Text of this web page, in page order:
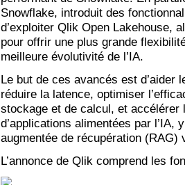
Snowflake, introduit des
d’exploiter Qlik Open Lakehouse,
pour offrir une plus grande
meilleure évolutivité de l’IA.
Le but de ces avancés est d’aider
réduire la latence, optimiser
stockage et de calcul, et accélérer
d’applications alimentées par l’IA,
augmentée de récupération (RAG)
L’annonce de Qlik comprend les